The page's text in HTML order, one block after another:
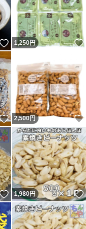
いいね！
1,250円
いいね！
2,500円
いいね！
1,980円